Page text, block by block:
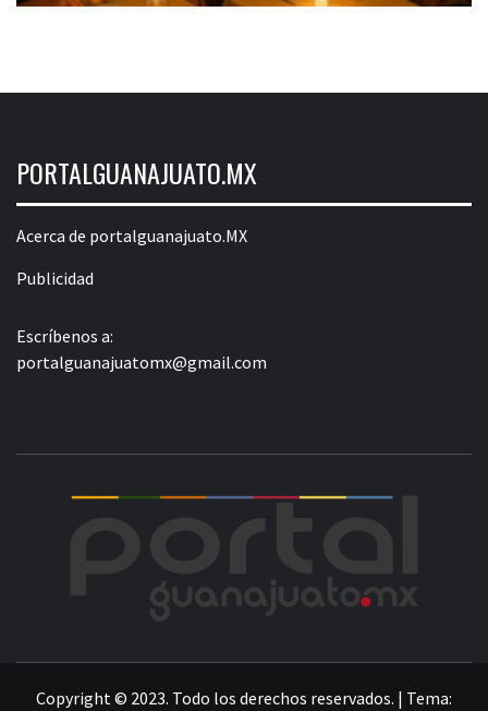
PORTALGUANAJUATO.MX
Acerca de portalguanajuato.MX
Publicidad
Escríbenos a:
portalguanajuatomx@gmail.com
Copyright © 2023. Todo los derechos reservados. | Tema: